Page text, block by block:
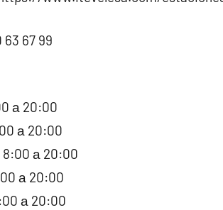
63 67 99
а 20:00
а 20:00
8:00 а 20:00
а 20:00
а 20:00